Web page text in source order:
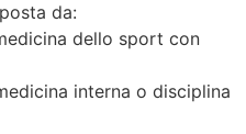
da:
dello sport con
interna o disciplina